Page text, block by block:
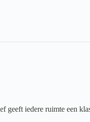
geeft iedere ruimte een